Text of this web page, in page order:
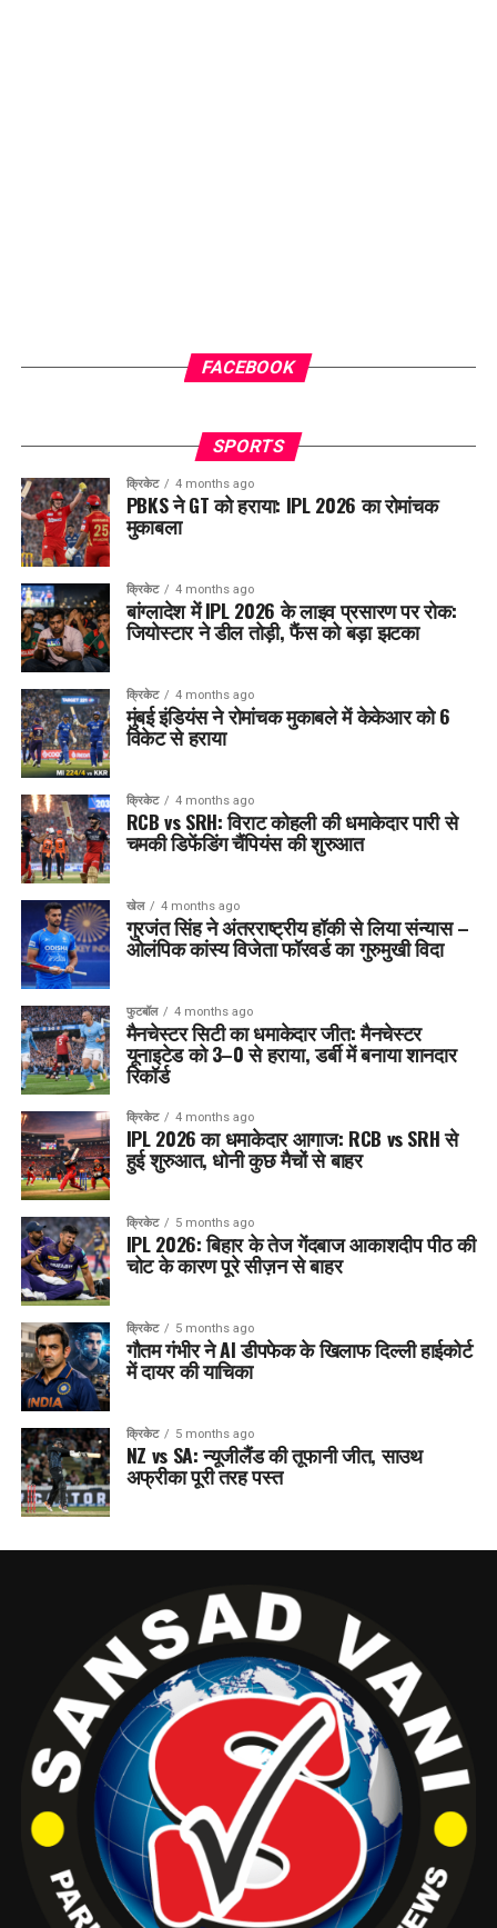
FACEBOOK
SPORTS
क्रिकेट 4 months ago
PBKS ने GT को हराया: IPL 2026 का रोमांचक
मुकाबला
क्रिकेट 4 months ago
बांग्लादेश में IPL 2026 के लाइव प्रसारण पर रोक:
जियोस्टार ने डील तोड़ी, फैंस को बड़ा झटका
क्रिकेट 4 months ago
मुंबई इंडियंस ने रोमांचक मुकाबले में केकेआर को 6
विकेट से हराया
क्रिकेट 4 months ago
RCB vs SRH: विराट कोहली की धमाकेदार पारी से
चमकी डिफेंडिंग चैंपियंस की शुरुआत
खेल 4 months ago
गुरजंत सिंह ने अंतरराष्ट्रीय हॉकी से लिया संन्यास –
ओलंपिक कांस्य विजेता फॉरवर्ड का गुरुमुखी विदा
फुटबॉल 4 months ago
मैनचेस्टर सिटी का धमाकेदार जीत: मैनचेस्टर
यूनाइटेड को 3–0 से हराया, डर्बी में बनाया शानदार
रिकॉर्ड
क्रिकेट 4 months ago
IPL 2026 का धमाकेदार आगाज: RCB vs SRH से
हुई शुरुआत, धोनी कुछ मैचों से बाहर
क्रिकेट 5 months ago
IPL 2026: बिहार के तेज गेंदबाज आकाशदीप पीठ की
चोट के कारण पूरे सीज़न से बाहर
क्रिकेट 5 months ago
गौतम गंभीर ने AI डीपफेक के खिलाफ दिल्ली हाईकोर्ट
में दायर की याचिका
क्रिकेट 5 months ago
NZ vs SA: न्यूजीलैंड की तूफानी जीत, साउथ
अफ्रीका पूरी तरह पस्त